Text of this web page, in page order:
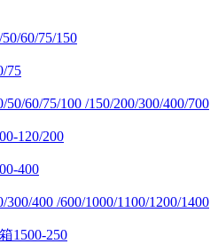
60/75/150
75
60/75/100 /150/200/300/400/700
120/200
400
400 /600/1000/1100/1200/1400
1500-250